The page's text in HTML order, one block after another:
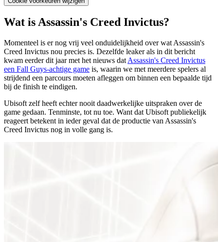
Wat is Assassin's Creed Invictus?
Momenteel is er nog vrij veel onduidelijkheid over wat Assassin's
Creed Invictus nou precies is. Dezelfde leaker als in dit bericht
kwam eerder dit jaar met het nieuws dat Assassin's Creed Invictus
een Fall Guys-achtige game is, waarin we met meerdere spelers al
strijdend een parcours moeten afleggen om binnen een bepaalde tijd
bij de finish te eindigen.
Ubisoft zelf heeft echter nooit daadwerkelijke uitspraken over de
game gedaan. Tenminste, tot nu toe. Want dat Ubisoft publiekelijk
reageert betekent in ieder geval dat de productie van Assassin's
Creed Invictus nog in volle gang is.